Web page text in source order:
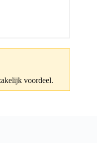
voordeel.